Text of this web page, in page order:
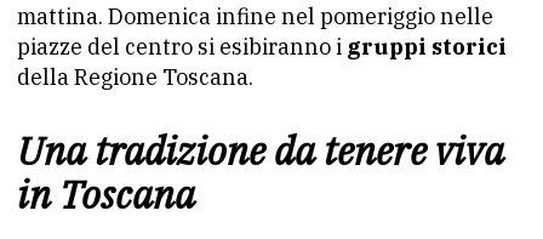
mattina. Domenica infine nel pomeriggio nelle
piazze del centro si esibiranno i gruppi storici
della Regione Toscana.
Una tradizione da tenere viva
in Toscana